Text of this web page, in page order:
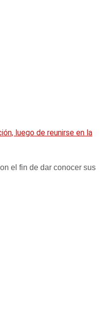
luego de reunirse en la
el fin de dar conocer sus